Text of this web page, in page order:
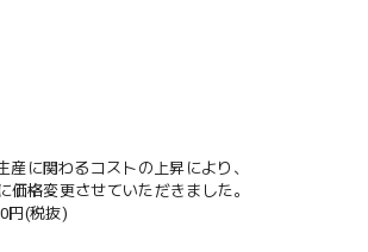
に関わるコストの上昇により、
価格変更させていただきました。
円(税抜)